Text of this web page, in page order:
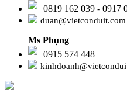
0819 162 039 - 0917
duan@vietconduit.com
Ms Phụng
0915 574 448